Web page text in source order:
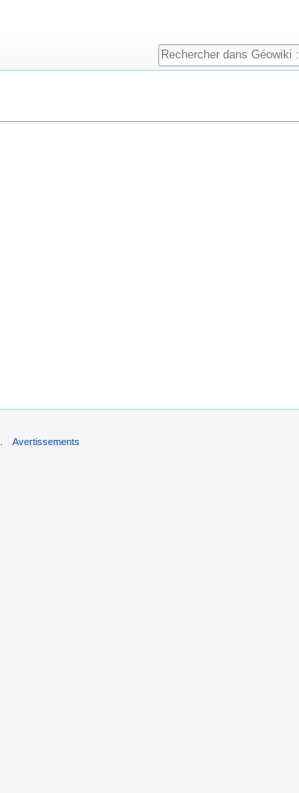
Rechercher
Avertissements